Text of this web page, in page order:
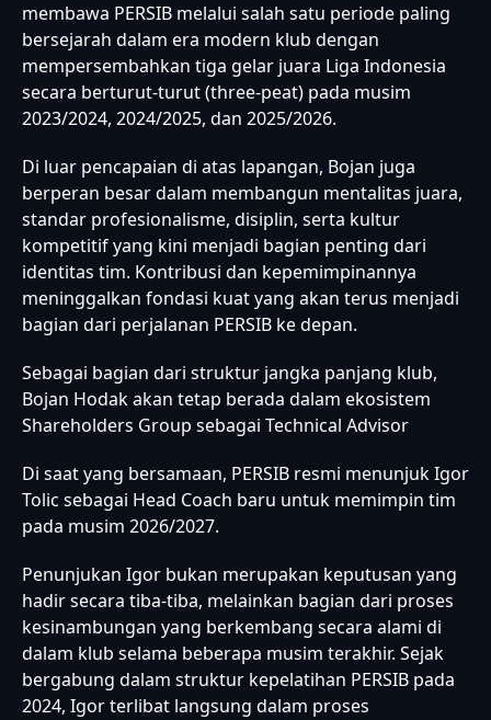
membawa PERSIB melalui salah satu periode paling
bersejarah dalam era modern klub dengan
mempersembahkan tiga gelar juara Liga Indonesia
secara berturut-turut (three-peat) pada musim
2023/2024, 2024/2025, dan 2025/2026.
Di luar pencapaian di atas lapangan, Bojan juga
berperan besar dalam membangun mentalitas juara,
standar profesionalisme, disiplin, serta kultur
kompetitif yang kini menjadi bagian penting dari
identitas tim. Kontribusi dan kepemimpinannya
meninggalkan fondasi kuat yang akan terus menjadi
bagian dari perjalanan PERSIB ke depan.
Sebagai bagian dari struktur jangka panjang klub,
Bojan Hodak akan tetap berada dalam ekosistem
Shareholders Group sebagai Technical Advisor
Di saat yang bersamaan, PERSIB resmi menunjuk Igor
Tolic sebagai Head Coach baru untuk memimpin tim
pada musim 2026/2027.
Penunjukan Igor bukan merupakan keputusan yang
hadir secara tiba-tiba, melainkan bagian dari proses
kesinambungan yang berkembang secara alami di
dalam klub selama beberapa musim terakhir. Sejak
bergabung dalam struktur kepelatihan PERSIB pada
2024, Igor terlibat langsung dalam proses